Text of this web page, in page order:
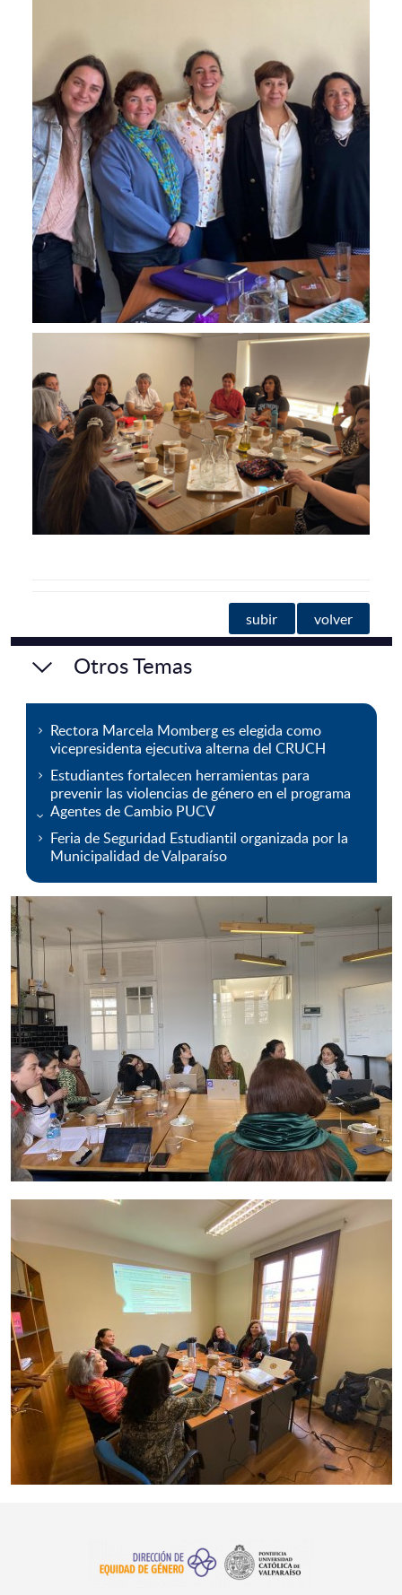
subir volver
Otros Temas
Rectora Marcela Momberg es elegida como
vicepresidenta ejecutiva alterna del CRUCH
Estudiantes fortalecen herramientas para
prevenir las violencias de género en el programa
Agentes de Cambio PUCV
Feria de Seguridad Estudiantil organizada por la
Municipalidad de Valparaíso